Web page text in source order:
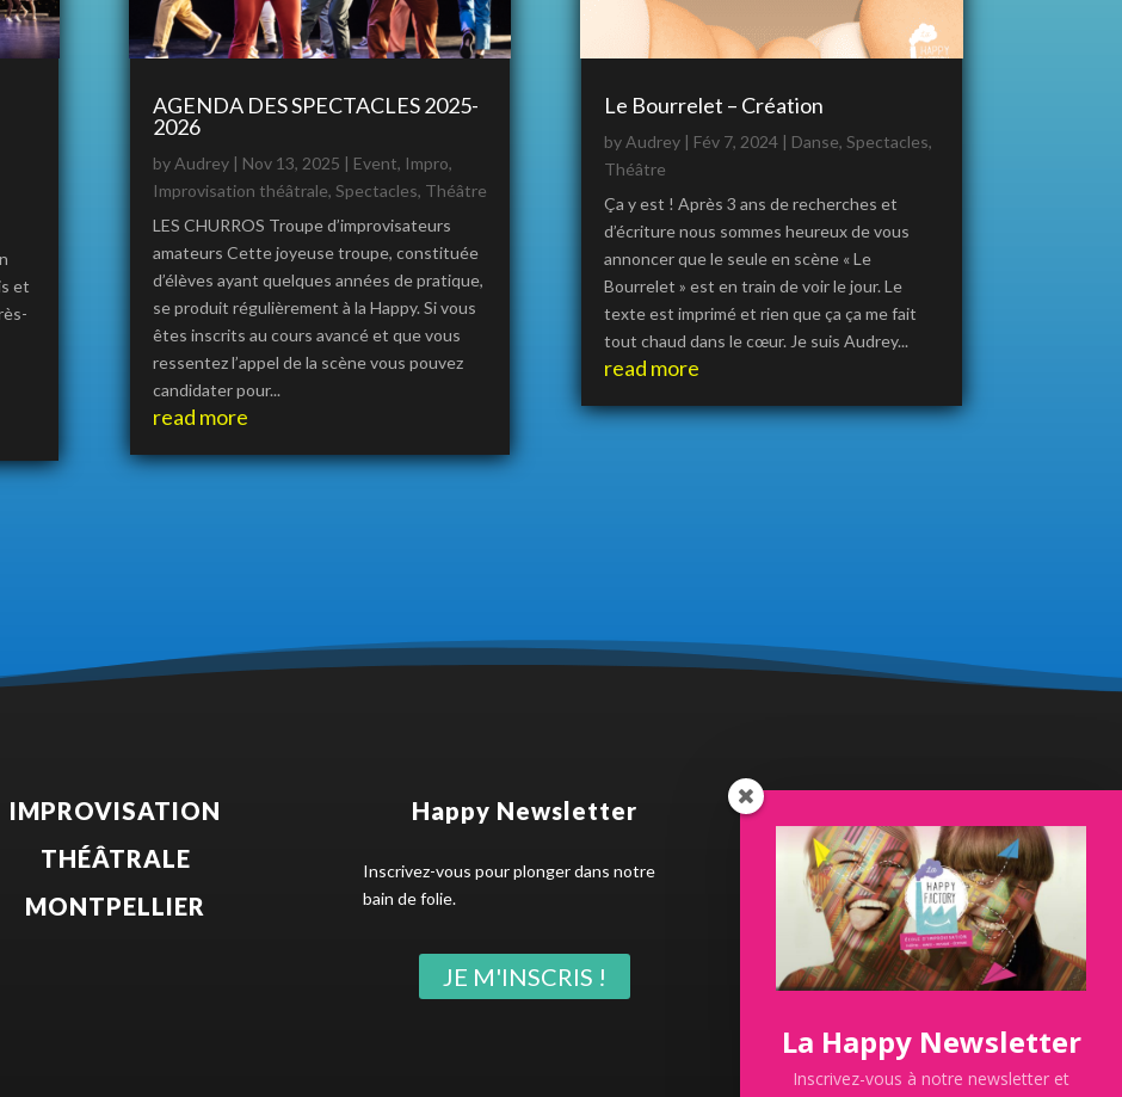
et
AGENDA DES SPECTACLES 2025-
2026
byAudrey| Nov 13, 2025 | Event, Impro,
Improvisation théâtrale, Spectacles, Théâtre
LES CHURROS Troupe d’improvisateurs
amateurs Cette joyeuse troupe, constituée
d’élèves ayant quelques années de pratique,
se produit régulièrement à la Happy. Si vous
êtes inscrits au cours avancé et que vous
ressentez l’appel de la scène vous pouvez
candidater pour...
read more
Le Bourrelet – Création
byAudrey| Fév 7, 2024| Danse, Spectacles,
Théâtre
Ça y est ! Après 3 ans de recherches et
d’écriture nous sommes heureux de vous
annoncer que le seule en scène « Le
Bourrelet » est en train de voir le jour. Le
texte est imprimé et rien que ça ça me fait
tout chaud dans le cœur. Je suis Audrey...
read more
IMPROVISATION
THÉÂTRALE
MONTPELLIER
Happy Newsletter
Inscrivez-vous pour plonger dans notre
bain de folie.
JE M'INSCRIS !
La Happy Newsletter
Inscrivez-vous à notre newsletter et